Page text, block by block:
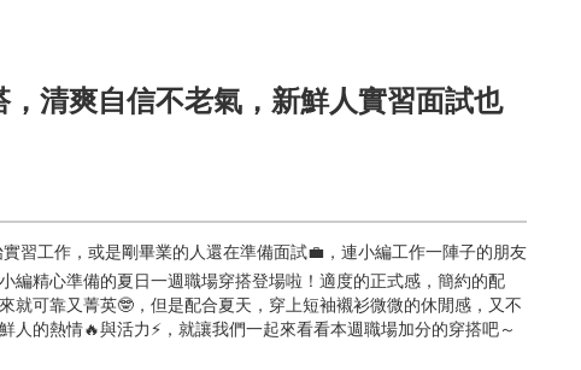
清爽自信不老氣，新鮮人實習面試也
習工作，或是剛畢業的人還在準備面試💼，連小編工作一陣子的朋友
編精心準備的夏日一週職場穿搭登場啦！適度的正式感，簡約的配
就可靠又菁英🤓，但是配合夏天，穿上短袖襯衫微微的休閒感，又不
人的熱情🔥與活力⚡️，就讓我們一起來看看本週職場加分的穿搭吧～